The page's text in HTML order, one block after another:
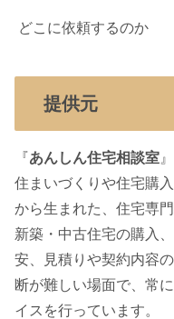
どこに依頼するのか
提供元
『あんしん住宅相談室 』
住まいづくりや住宅購
から生まれた、住宅専
新築・中古住宅の購入
安、見積りや契約内容
断が難しい場面で、常
イスを行っています。